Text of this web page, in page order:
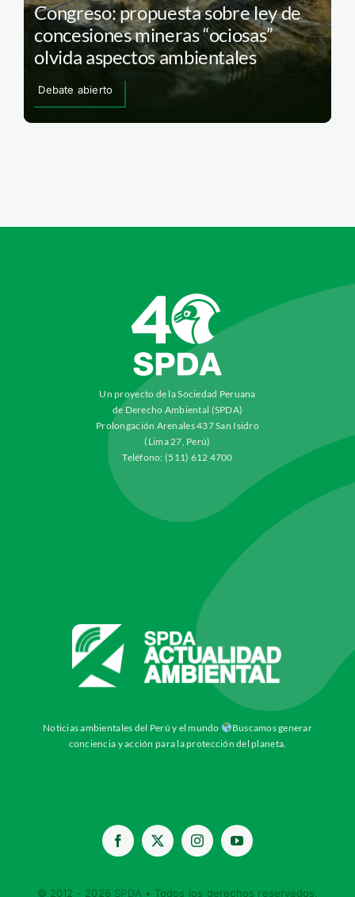
Congreso: propuesta sobre ley de
concesiones mineras “ociosas”
olvida aspectos ambientales
Debate abierto
Un proyecto de la Sociedad Peruana
de Derecho Ambiental (SPDA)
Prolongación Arenales 437 San Isidro
(Lima 27, Perú)
Teléfono: (511) 612 4700
Noticias ambientales del Perú y el mundo
Buscamos generar
conciencia y acción para la protección del planeta.
© 2012 - 2026 SPDA • Todos los derechos reservados.